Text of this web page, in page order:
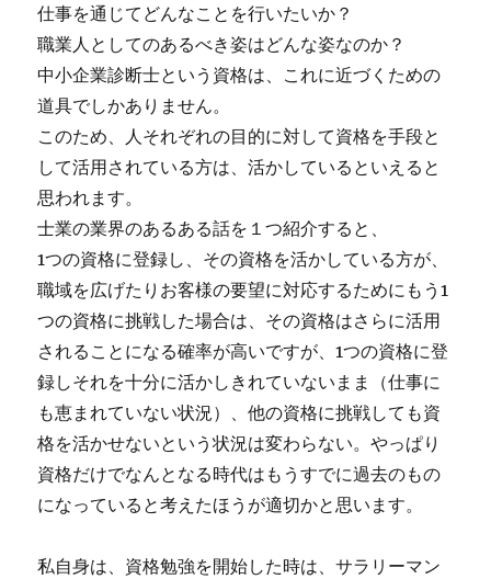
仕事を通じてどんなことを行いたいか？
職業人としてのあるべき姿はどんな姿なのか？
中小企業診断士という資格は、これに近づくための
道具でしかありません。
このため、人それぞれの目的に対して資格を手段と
して活用されている方は、活かしているといえると
思われます。
士業の業界のあるある話を１つ紹介すると、
1つの資格に登録し、その資格を活かしている方が、
職域を広げたりお客様の要望に対応するためにもう1
つの資格に挑戦した場合は、その資格はさらに活用
されることになる確率が高いですが、1つの資格に登
録しそれを十分に活かしきれていないまま（仕事に
も恵まれていない状況）、他の資格に挑戦しても資
格を活かせないという状況は変わらない。やっぱり
資格だけでなんとなる時代はもうすでに過去のもの
になっていると考えたほうが適切かと思います。
私自身は、資格勉強を開始した時は、サラリーマン